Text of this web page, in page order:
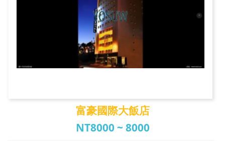
富豪國際大飯店
NT8000 ~ 8000